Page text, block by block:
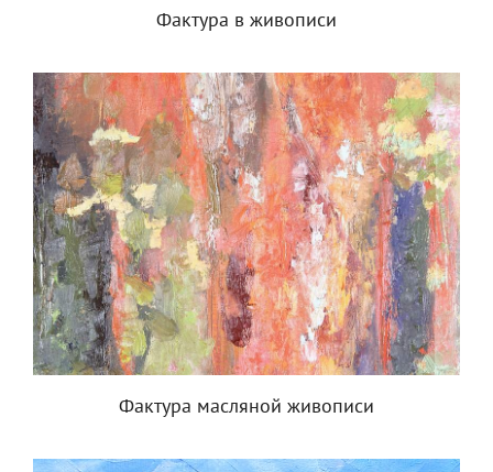
Фактура в живописи
Фактура масляной живописи